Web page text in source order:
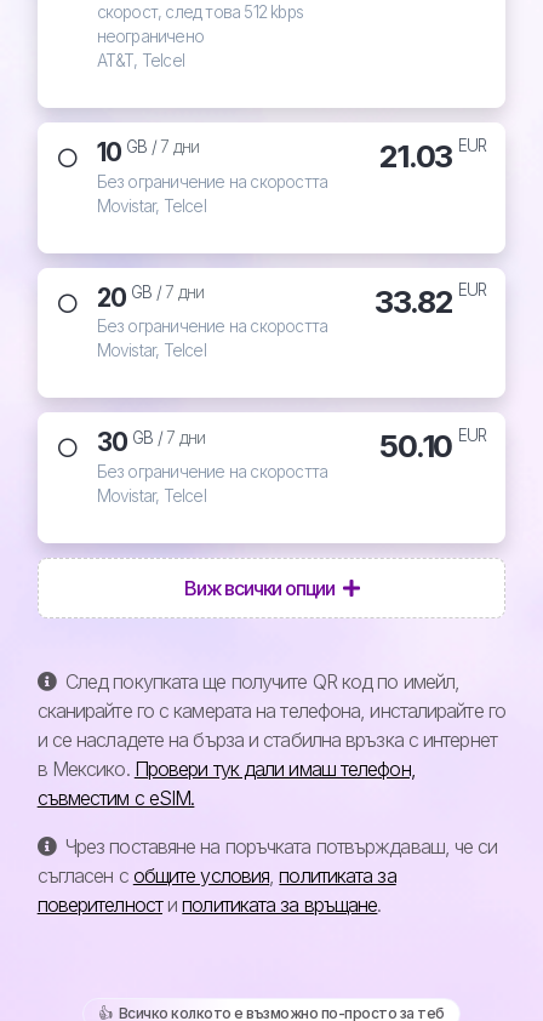
скорост, след това 512 kbps
неограничено
AT&T, Telcel
10 GB /7 дни
Без ограничение на скоростта
Movistar, Telcel
21.03 EUR
20 GB /7 дни
Без ограничение на скоростта
Movistar, Telcel
33.82 EUR
30 GB /7 дни
Без ограничение на скоростта
Movistar, Telcel
50.10 EUR
Виж всички опции
След покупката ще получите QR код по имейл,
сканирайте го с камерата на телефона, инсталирайте го
и се насладете на бърза и стабилна връзка с интернет
в Мексико. Провери тук дали имаш телефон,
съвместим с eSIM.
Чрез поставяне на поръчката потвърждаваш, че си
съгласен с общите условия ,политиката за
поверителностиполитиката за връщане.
👍️ Всичко колкото е възможно по-просто за теб